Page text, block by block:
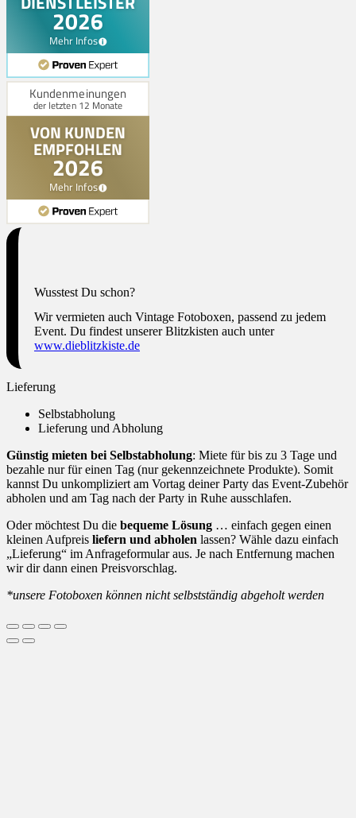
Wusstest Du schon?
Wir vermieten auch Vintage Fotoboxen, passend zu jedem
Event. Du findest unserer Blitzkisten auch unter
www.dieblitzkiste.de
Lieferung
Selbstabholung
Lieferung und Abholung
Günstig mieten bei Selbstabholung: Miete für bis zu 3 Tage und
bezahle nur für einen Tag (nur gekennzeichnete Produkte). Somit
kannst Du unkompliziert am Vortag deiner Party das Event-Zubehör
abholen und am Tag nach der Party in Ruhe ausschlafen.
Oder möchtest Du die bequeme Lösung … einfach gegen einen
kleinen Aufpreis liefern und abholen lassen? Wähle dazu einfach
„Lieferung“ im Anfrageformular aus. Je nach Entfernung machen
wir dir dann einen Preisvorschlag.
*unsere Fotoboxen können nicht selbstständig abgeholt werden